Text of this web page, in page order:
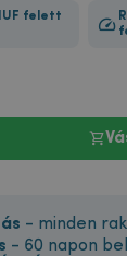
felett
- minden
- 60 napon